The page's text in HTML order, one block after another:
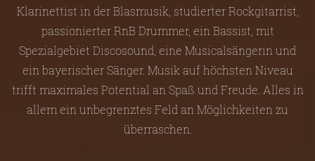
Klarinettist in der Blasmusik, studierter Rockgitarrist,
passionierter RnB Drummer, ein Bassist, mit
Spezialgebiet Discosound, eine Musicalsängerin und
ein bayerischer Sänger. Musik auf höchsten Niveau
trifft maximales Potential an Spaß und Freude. Alles in
allem ein unbegrenztes Feld an Möglichkeiten zu
überraschen.